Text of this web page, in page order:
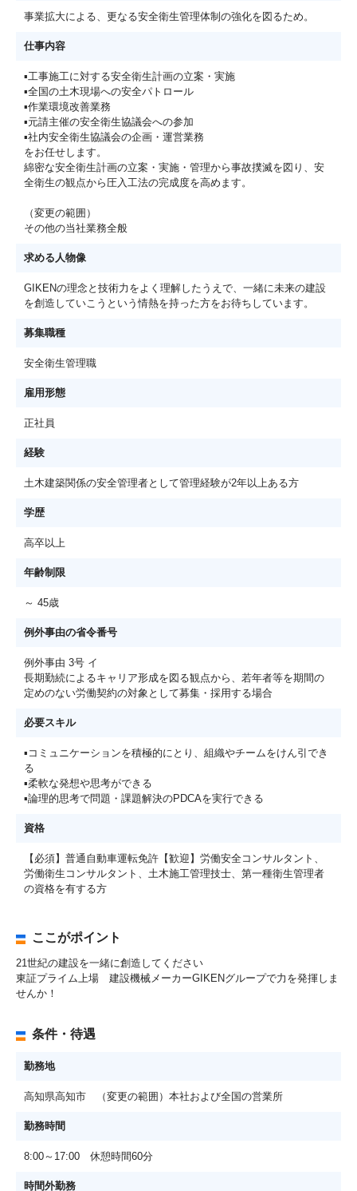
事業拡大による、更なる安全衛生管理体制の強化を図るため。
仕事内容
▪工事施工に対する安全衛生計画の立案・実施
▪全国の土木現場への安全パトロール
▪作業環境改善業務
▪元請主催の安全衛生協議会への参加
▪社内安全衛生協議会の企画・運営業務
をお任せします。
綿密な安全衛生計画の立案・実施・管理から事故撲滅を図り、安
全衛生の観点から圧入工法の完成度を高めます。
（変更の範囲）
その他の当社業務全般
求める人物像
GIKENの理念と技術力をよく理解したうえで、一緒に未来の建設
を創造していこうという情熱を持った方をお待ちしています。
募集職種
安全衛生管理職
雇用形態
正社員
経験
土木建築関係の安全管理者として管理経験が2年以上ある方
学歴
高卒以上
年齢制限
～ 45歳
例外事由の省令番号
例外事由 3号 イ
長期勤続によるキャリア形成を図る観点から、若年者等を期間の
定めのない労働契約の対象として募集・採用する場合
必要スキル
▪コミュニケーションを積極的にとり、組織やチームをけん引でき
る
▪柔軟な発想や思考ができる
▪論理的思考で問題・課題解決のPDCAを実行できる
資格
【必須】普通自動車運転免許【歓迎】労働安全コンサルタント、
労働衛生コンサルタント、土木施工管理技士、第一種衛生管理者
の資格を有する方
ここがポイント
21世紀の建設を一緒に創造してください
東証プライム上場 建設機械メーカーGIKENグループで力を発揮しま
せんか！
条件・待遇
勤務地
高知県高知市 （変更の範囲）本社および全国の営業所
勤務時間
8:00～17:00 休憩時間60分
時間外勤務